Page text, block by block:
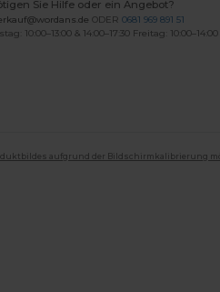
Sie Hilfe oder ein Angebot?
ODER0681 969 891 51
10:00–13:00 & 14:00–17:30 Freitag: 10:00–14:00
aufgrund der Bildschirmkalibrierung